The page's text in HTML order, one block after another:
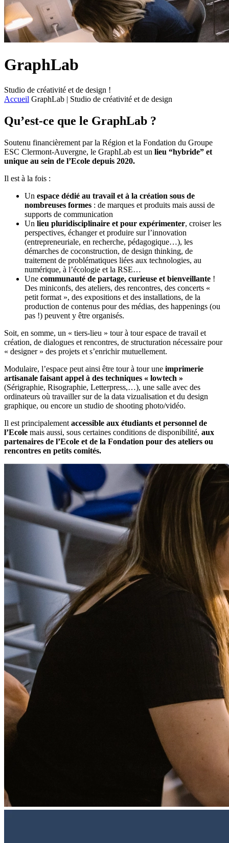
GraphLab
Studio de créativité et de design !
Accueil GraphLab | Studio de créativité et de design
Qu’est-ce que le GraphLab ?
Soutenu financièrement par la Région et la Fondation du Groupe
ESC Clermont-Auvergne, le GraphLab est un lieu “hybride” et
unique au sein de l’Ecole depuis 2020.
Il est à la fois :
Un espace dédié au travail et à la création sous de
nombreuses formes : de marques et produits mais aussi de
supports de communication
Un lieu pluridisciplinaire et pour expérimenter, croiser les
perspectives, échanger et produire sur l’innovation
(entrepreneuriale, en recherche, pédagogique…), les
démarches de coconstruction, de design thinking, de
traitement de problématiques liées aux technologies, au
numérique, à l’écologie et la RSE…
Une communauté de partage, curieuse et bienveillante !
Des miniconfs, des ateliers, des rencontres, des concerts «
petit format », des expositions et des installations, de la
production de contenus pour des médias, des happenings (ou
pas !) peuvent y être organisés.
Soit, en somme, un « tiers-lieu » tour à tour espace de travail et
création, de dialogues et rencontres, de structuration nécessaire pour
« designer » des projets et s’enrichir mutuellement.
Modulaire, l’espace peut ainsi être tour à tour une imprimerie
artisanale faisant appel à des techniques « lowtech »
(Sérigraphie, Risographie, Letterpress,…), une salle avec des
ordinateurs où travailler sur de la data vizualisation et du design
graphique, ou encore un studio de shooting photo/vidéo.
Il est principalement accessible aux étudiants et personnel de
l’Ecole mais aussi, sous certaines conditions de disponibilité, aux
partenaires de l’Ecole et de la Fondation pour des ateliers ou
rencontres en petits comités.